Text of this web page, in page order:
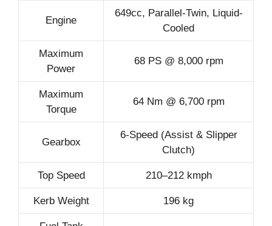
Engine
649cc, Parallel-Twin, Liquid-
Cooled
Maximum
Power
68 PS @ 8,000 rpm
Maximum
Torque
64 Nm @ 6,700 rpm
Gearbox
6-Speed (Assist & Slipper
Clutch)
Top Speed 210–212 kmph
Kerb Weight 196 kg